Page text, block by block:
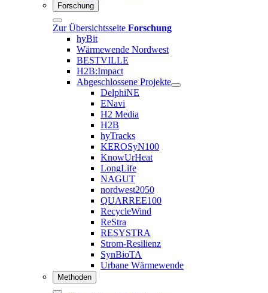
Forschung
Zur Übersichtsseite Forschung
hyBit
Wärmewende Nordwest
BESTVILLE
H2B:Impact
Abgeschlossene Projekte
DelphiNE
ENavi
H2 Media
H2B
hyTracks
KEROSyN100
KnowUrHeat
LongLife
NAGUT
nordwest2050
QUARREE100
RecycleWind
ReStra
RESYSTRA
Strom-Resilienz
SynBioTA
Urbane Wärmewende
Methoden